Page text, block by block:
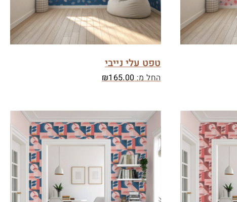
טפט עלי נייבי
החל מ: ₪165.00